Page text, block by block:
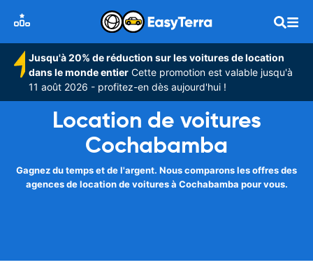
Jusqu'à 20% de réduction sur les voitures de location
dans le monde entier Cette promotion est valable jusqu'à
11 août 2026 - profitez-en dès aujourd'hui !
Location de voitures
Cochabamba
Gagnez du temps et de l'argent. Nous comparons les offres des
agences de location de voitures à Cochabamba pour vous.